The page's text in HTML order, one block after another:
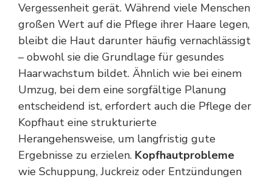
Vergessenheit gerät. Während viele Menschen
großen Wert auf die Pflege ihrer Haare legen,
bleibt die Haut darunter häufig vernachlässigt
– obwohl sie die Grundlage für gesundes
Haarwachstum bildet. Ähnlich wie bei einem
Umzug, bei dem eine sorgfältige Planung
entscheidend ist, erfordert auch die Pflege der
Kopfhaut eine strukturierte
Herangehensweise, um langfristig gute
Ergebnisse zu erzielen. Kopfhautprobleme
wie Schuppung, Juckreiz oder Entzündungen